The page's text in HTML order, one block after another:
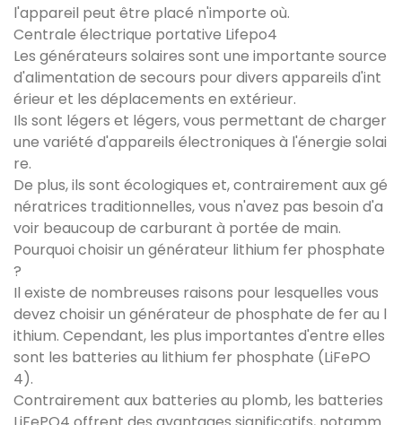
l'appareil peut être placé n'importe où.
Centrale électrique portative Lifepo4
Les générateurs solaires sont une importante source
d'alimentation de secours pour divers appareils d'int
érieur et les déplacements en extérieur.
Ils sont légers et légers, vous permettant de charger
une variété d'appareils électroniques à l'énergie solai
re.
De plus, ils sont écologiques et, contrairement aux gé
nératrices traditionnelles, vous n'avez pas besoin d'a
voir beaucoup de carburant à portée de main.
Pourquoi choisir un générateur lithium fer phosphate
?
Il existe de nombreuses raisons pour lesquelles vous
devez choisir un générateur de phosphate de fer au l
ithium. Cependant, les plus importantes d'entre elles
sont les batteries au lithium fer phosphate (LiFePO
4).
Contrairement aux batteries au plomb, les batteries